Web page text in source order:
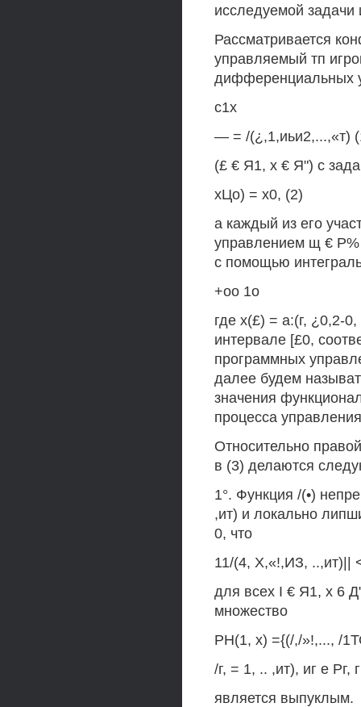
исследуемой
Рассматривается
управляемый тп
дифференциальных
с1х
— = /(¿,1,иьи2,...,«т)
(£ € Я1, х € Я") с
хЦо) = х0, (2)
а каждый из его
управлением щ € Р%
с помощью
+оо 1о
где х(£) = а:(г, ¿0,2-
интервале [£0,
программных
далее будем
значения
процесса
Относительно
в (3) делаются
1°. Функция /(•)
,ит) и локально
0, что
11/(4, X,«!,ИЗ, ..,ит)||
для всех I € Я1, х 6
множество
РН(1, х) ={(/,/»!,..., /
/г, = 1, .. ,ит), иг е Рг,
является выпуклым.